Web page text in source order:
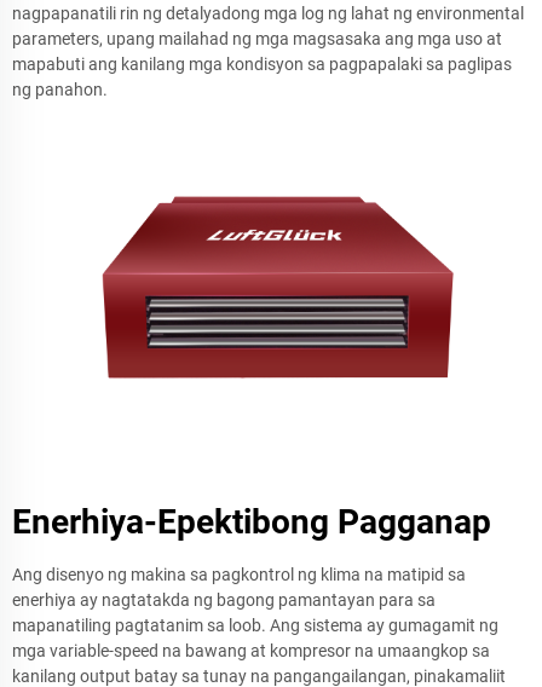
nagpapanatili rin ng detalyadong mga log ng lahat ng environmental
parameters, upang mailahad ng mga magsasaka ang mga uso at
mapabuti ang kanilang mga kondisyon sa pagpapalaki sa paglipas
ng panahon.
Enerhiya-Epektibong Pagganap
Ang disenyo ng makina sa pagkontrol ng klima na matipid sa
enerhiya ay nagtatakda ng bagong pamantayan para sa
mapanatiling pagtatanim sa loob. Ang sistema ay gumagamit ng
mga variable-speed na bawang at kompresor na umaangkop sa
kanilang output batay sa tunay na pangangailangan, pinakamaliit